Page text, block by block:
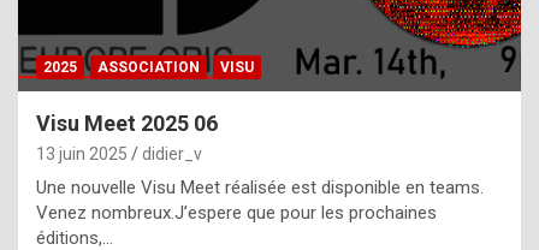
t
t
2025 ASSOCIATION VISU
Visu Meet 2025 06
13 juin 2025 didier_v
Une nouvelle Visu Meet réalisée est disponible en teams.
Venez nombreux.J’espere que pour les prochaines
éditions,…